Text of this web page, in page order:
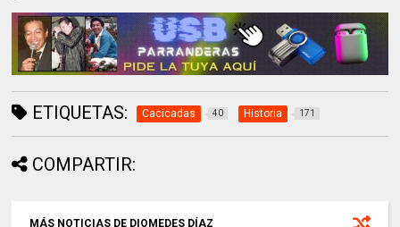
ETIQUETAS: Cacicadas 40 Historia 171
COMPARTIR:
MÁS NOTICIAS DE DIOMEDES DÍAZ